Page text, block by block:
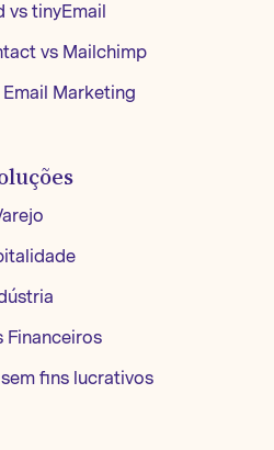
vs tinyEmail
vs Mailchimp
Marketing
Financeiros
fins lucrativos